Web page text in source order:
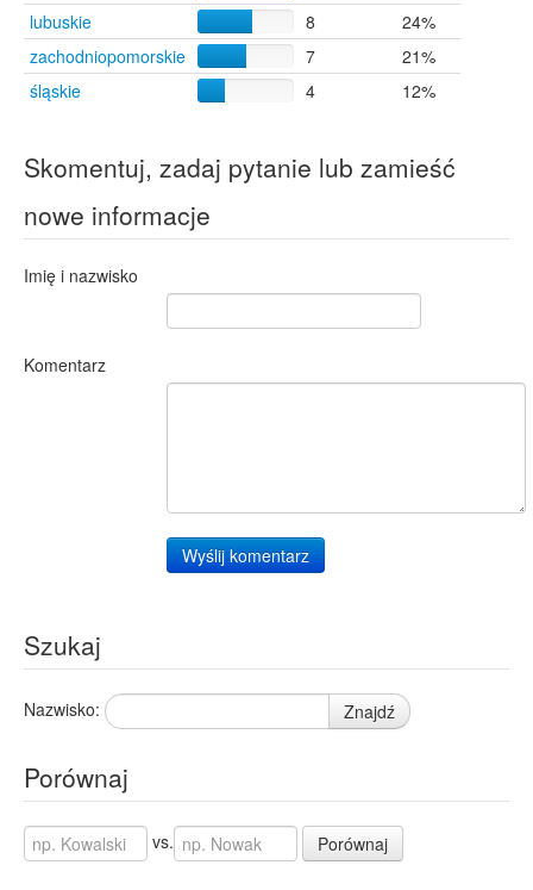
lubuskie
8
24%
zachodniopomorskie
7
21%
śląskie
4 12%
Skomentuj, zadaj pytanie lub zamieść
nowe informacje
Imię i nazwisko
Komentarz
Wyślij komentarz
Szukaj
Nazwisko: Znajdź
Porównaj
vs. Porównaj